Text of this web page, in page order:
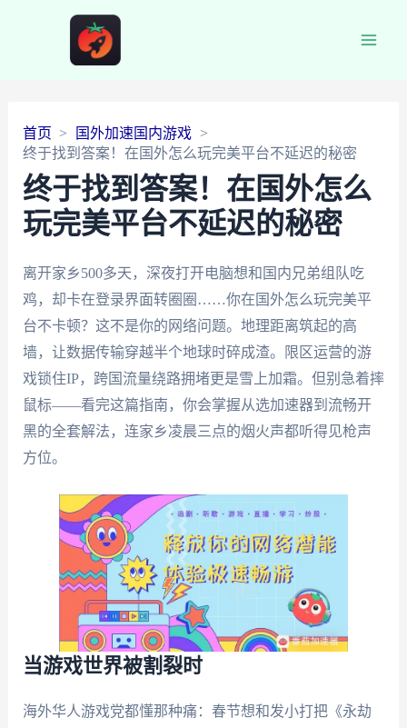
首页
国外加速国内游戏
终于找到答案！在国外怎么玩完美平台不延迟的秘密
终于找到答案！在国外怎么
玩完美平台不延迟的秘密
离开家乡500多天，深夜打开电脑想和国内兄弟组队吃
鸡，却卡在登录界面转圈圈……你在国外怎么玩完美平
台不卡顿？这不是你的网络问题。地理距离筑起的高
墙，让数据传输穿越半个地球时碎成渣。限区运营的游
戏锁住IP，跨国流量绕路拥堵更是雪上加霜。但别急着摔
鼠标——看完这篇指南，你会掌握从选加速器到流畅开
黑的全套解法，连家乡凌晨三点的烟火声都听得见枪声
方位。
当游戏世界被割裂时
海外华人游戏党都懂那种痛：春节想和发小打把《永劫